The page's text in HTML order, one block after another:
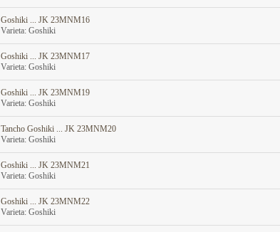
Goshiki ... JK 23MNM16
Varieta: Goshiki
Goshiki ... JK 23MNM17
Varieta: Goshiki
Goshiki ... JK 23MNM19
Varieta: Goshiki
Tancho Goshiki ... JK 23MNM20
Varieta: Goshiki
Goshiki ... JK 23MNM21
Varieta: Goshiki
Goshiki ... JK 23MNM22
Varieta: Goshiki